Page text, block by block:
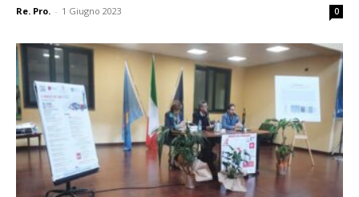
Re. Pro. - 1 Giugno 2023 0